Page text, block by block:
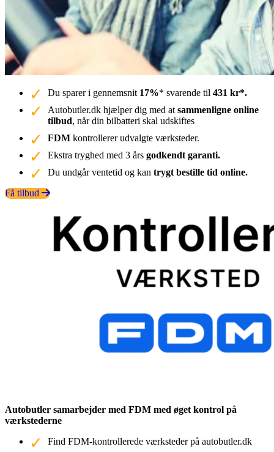
Du sparer i gennemsnit 17%* svarende til 431 kr*.
Autobutler.dk hjælper dig med at sammenligne online
tilbud, når din bilbatteri skal udskiftes
FDM kontrollerer udvalgte værksteder.
Ekstra tryghed med 3 års godkendt garanti.
Du undgår ventetid og kan trygt bestille tid online.
Få tilbud
Autobutler samarbejder med FDM med øget kontrol på
værkstederne
Find FDM-kontrollerede værksteder på autobutler.dk